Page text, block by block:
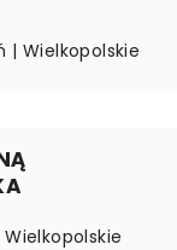
| Wielkopolskie